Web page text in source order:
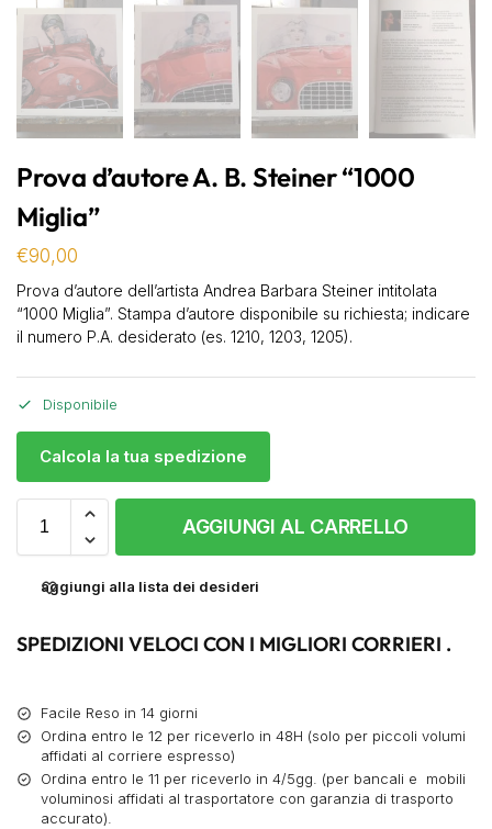
Prova d’autore A. B. Steiner “1000
Miglia”
€90,00
Prova d’autore dell’artista Andrea Barbara Steiner intitolata
“1000 Miglia”. Stampa d’autore disponibile su richiesta; indicare
il numero P.A. desiderato (es. 1210, 1203, 1205).
Disponibile
Calcola la tua spedizione
AGGIUNGI AL CARRELLO
aggiungi alla lista dei desideri
SPEDIZIONI VELOCI CON I MIGLIORI CORRIERI .
Facile Reso in 14 giorni
Ordina entro le 12 per riceverlo in 48H (solo per piccoli volumi
affidati al corriere espresso)
Ordina entro le 11 per riceverlo in 4/5gg. (per bancali e mobili
voluminosi affidati al trasportatore con garanzia di trasporto
accurato).